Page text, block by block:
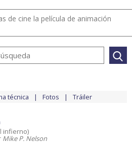
de cine la película de animación
técnica Fotos Tráiler
infierno)
Mike P. Nelson